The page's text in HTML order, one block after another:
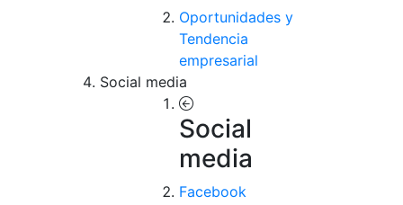
Oportunidades y
Tendencia
empresarial
Social media
Social
media
Facebook